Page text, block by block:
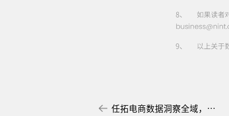
任拓电商数据洞察全域，品牌市场竞争力提升的智能引擎